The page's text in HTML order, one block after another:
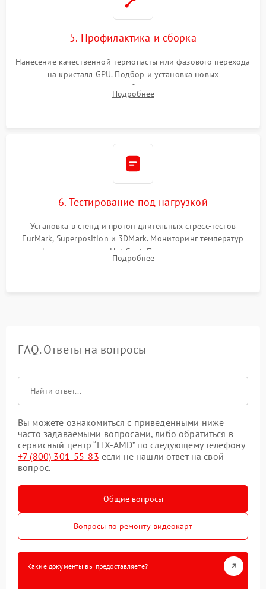
5. Профилактика и сборка
Нанесение качественной термопасты или фазового перехода
на кристалл GPU. Подбор и установка новых
термопрокладок правильной толщины на память и цепи
питания. Монтаж радиатора и бэкплейта, подключение и
Подробнее
6. Тестирование под нагрузкой
Установка в стенд и прогон длительных стресс-тестов
FurMark, Superposition и 3DMark. Мониторинг температур
графического чипа и Hot Spot. Проверка на отсутствие
артефактов изображения, вылетов драйвера и зависаний.
Подробнее
FAQ. Ответы на вопросы
Вы можете ознакомиться с приведенными ниже
часто задаваемыми вопросами, либо обратиться в
сервисный центр “FIX-AMD” по следующему телефону
+7 (800) 301-55-83 если не нашли ответ на свой
вопрос.
Общие вопросы
Вопросы по ремонту видеокарт
Какие документы вы предоставляете?